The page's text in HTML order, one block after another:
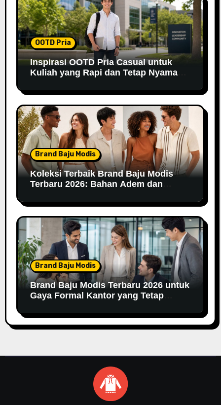
OOTD Pria
Inspirasi OOTD Pria Casual untuk
Kuliah yang Rapi dan Tetap Nyaman
Brand Baju Modis
Koleksi Terbaik Brand Baju Modis
Terbaru 2026: Bahan Adem dan
Brand Baju Modis
Brand Baju Modis Terbaru 2026 untuk
Gaya Formal Kantor yang Tetap